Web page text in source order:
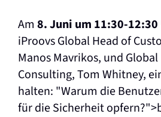
Am 8. Juni um 11:30-12:30
iProovs Global Head of
Manos Mavrikos, und
Consulting, Tom Whitney,
halten: "Warum die
für die Sicherheit